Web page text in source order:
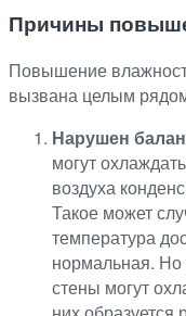
Причины
Повышение
вызвана целым
Нарушен
могут
воздуха
Такое может
температура
нормальная. Но
стены могут